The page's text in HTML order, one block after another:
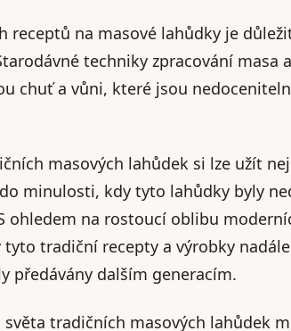
receptů na masové lahůdky je
techniky zpracování masa
chuť a vůni, které jsou
masových lahůdek si lze užít
minulosti, kdy tyto lahůdky byly
ohledem na rostoucí oblibu
tyto tradiční recepty a výrobky
předávány dalším generacím.
světa tradičních masových lahůdek